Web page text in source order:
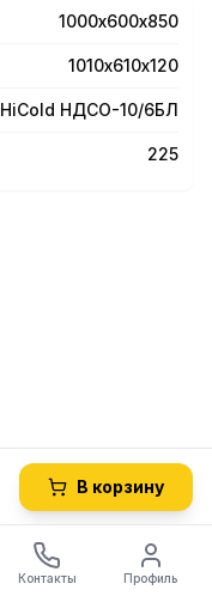
1000х600х850
1010х610х120
HiCold НДСО-10/6БЛ
225
В корзину
Контакты Профиль